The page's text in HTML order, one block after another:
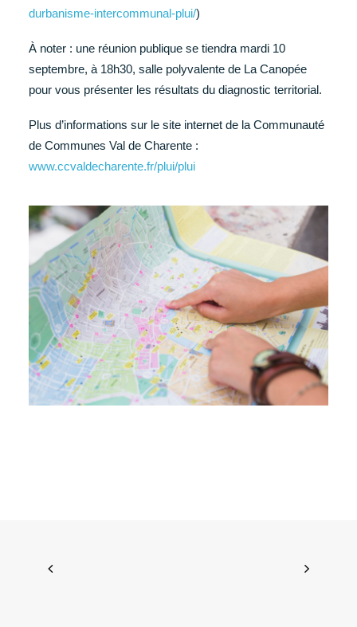
durbanisme-intercommunal-plui/)
À noter : une réunion publique se tiendra mardi 10
septembre, à 18h30, salle polyvalente de La Canopée
pour vous présenter les résultats du diagnostic territorial.
Plus d’informations sur le site internet de la Communauté
de Communes Val de Charente :
www.ccvaldecharente.fr/plui/plui